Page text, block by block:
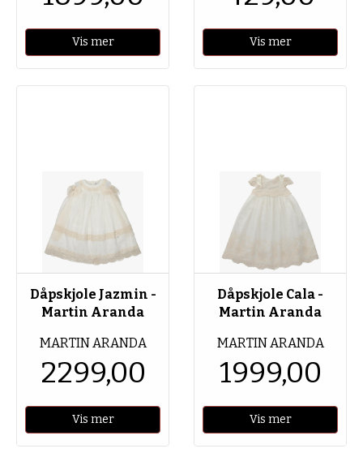
Vis mer Vis mer
Dåpskjole Jazmin -
Martin Aranda
MARTIN ARANDA
2299,00
Vis mer
Dåpskjole Cala -
Martin Aranda
MARTIN ARANDA
1999,00
Vis mer